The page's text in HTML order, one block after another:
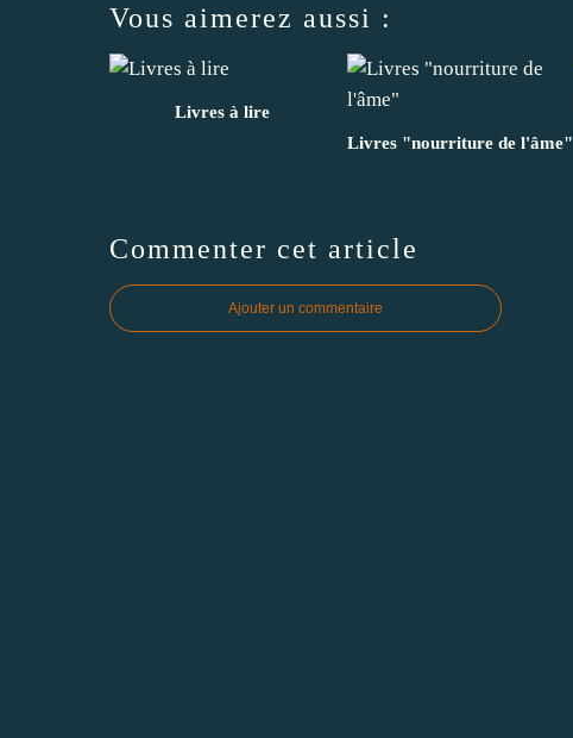
Vous aimerez aussi :
Livres à lire
Livres "nourriture de l'âme"
Commenter cet article
Ajouter un commentaire